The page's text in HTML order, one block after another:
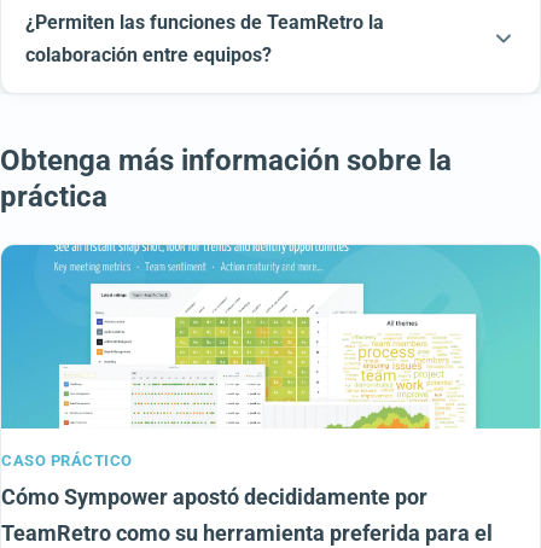
¿Permiten las funciones de TeamRetro la
colaboración entre equipos?
Obtenga más información sobre la
práctica
CASO PRÁCTICO
Cómo Sympower apostó decididamente por
TeamRetro como su herramienta preferida para el